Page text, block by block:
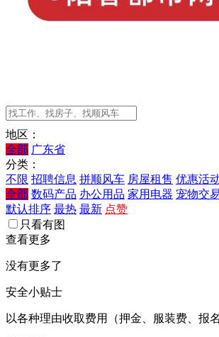
地区：
全部 广东省
分类：
不限 招聘信息 拼顺风车 房屋租售 优惠活
全部 数码产品 办公用品 家用电器 宠物交
默认排序 最热 最新 点赞
只看有图
查看更多
没有更多了
安全小贴士
以各种理由收取费用（押金、服装费、报